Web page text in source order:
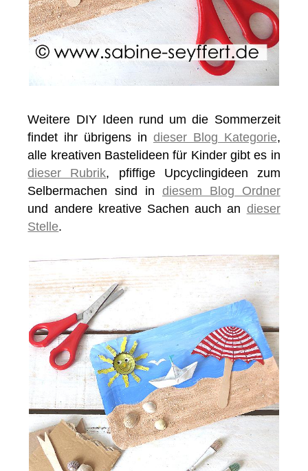
Weitere DIY Ideen rund um die Sommerzeit
findet ihr übrigens in dieser Blog Kategorie,
alle kreativen Bastelideen für Kinder gibt es in
dieser Rubrik, pfiffige Upcyclingideen zum
Selbermachen sind in diesem Blog Ordner
und andere kreative Sachen auch an dieser
Stelle.